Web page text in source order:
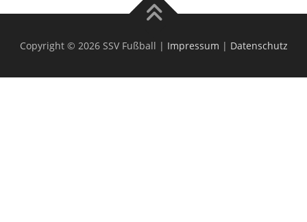
Copyright © 2026 SSV Fußball | Impressum | Datenschutz